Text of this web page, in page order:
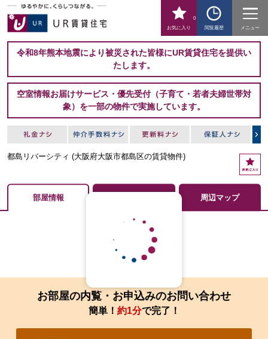
お気に入り
0
閲覧履歴
メニュー
令和8年熊本地震により被災された皆様にUR賃貸住宅を提供い
たします。
空室情報お届けサービス・優先受付（子育て・若者夫婦世帯対
象）を一部の物件で実施しています。
都島リバーシティ (大阪府大阪市都島区の賃貸物件)
部屋情報 周辺マップ
お部屋の内覧・お申込みのお問い合わせ
簡単！ 約1分で完了！